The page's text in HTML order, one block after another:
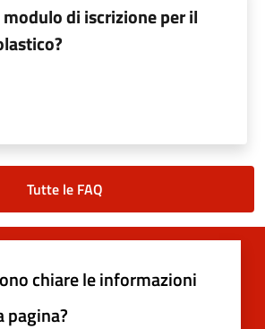
di iscrizione per il
Tutte le FAQ
chiare le informazioni
pagina?